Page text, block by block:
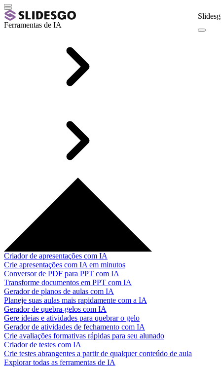
Ferramentas de IA
Criador de apresentações com IA
Crie apresentações com IA em minutos
Conversor de PDF para PPT com IA
Transforme documentos em PPT com IA
Gerador de planos de aulas com IA
Planeje suas aulas mais rapidamente com a IA
Gerador de quebra-gelos com IA
Gere ideias e atividades para quebrar o gelo
Gerador de atividades de fechamento com IA
Crie avaliações formativas rápidas para seu alunado
Criador de testes com IA
Crie testes abrangentes a partir de qualquer conteúdo de aula
Explorar todas as ferramentas de IA